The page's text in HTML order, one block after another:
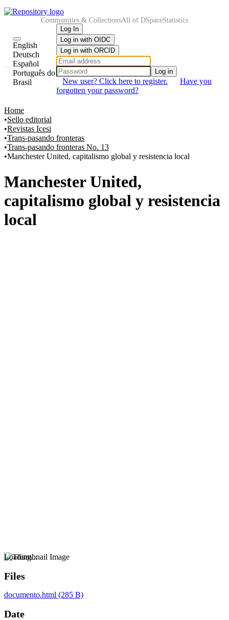
Communities & CollectionsAll of DSpaceStatistics
English
Deutsch
Español
Português do
Brasil
Log In
Log in with OIDC
Log in with ORCID
Log in
New user? Click here to register.
Have you
forgotten your password?
Home
Sello editorial
Revistas Icesi
Trans-pasando fronteras
Trans-pasando fronteras No. 13
Manchester United, capitalismo global y resistencia local
Manchester United,
capitalismo global y resistencia
local
Loading...
Files
documento.html (285 B)
Date